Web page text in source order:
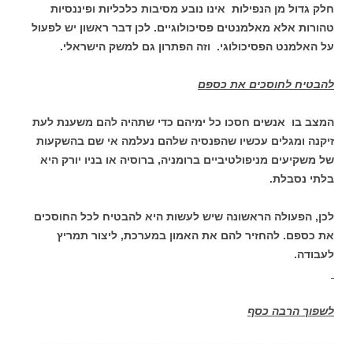
חלק גדול מן הנפילות אינו נובע מסיבות כלכליות ופיננסיות
טהורות אלא מאלמנטים פסיכולוגיים. לכן דבר ראשון יש לפעול
על האלמנט הפסיכולוגי. וזה הפתרון גם למשק הישראלי.
להבטיח לחוסכים את כספם
המצב בו אנשים חסכו כל ימיהם כדי שתהיה להם משענת לעת
זיקנה ומגלים עכשיו שהפנסיה שלהם נעלמה אי שם בהשקעות
של משקיעים מניפולטיביים ברומניה, ברוסיה או בניו יורק היא
בלתי נסבלת.
לכן, הפעולה הראשונה שיש לעשות היא להבטיח לכל החוסכים
את כספם. להחזיר להם את האמון במערכת, ליצור תמריץ
לעבודה.
לשפוך הרבה כסף